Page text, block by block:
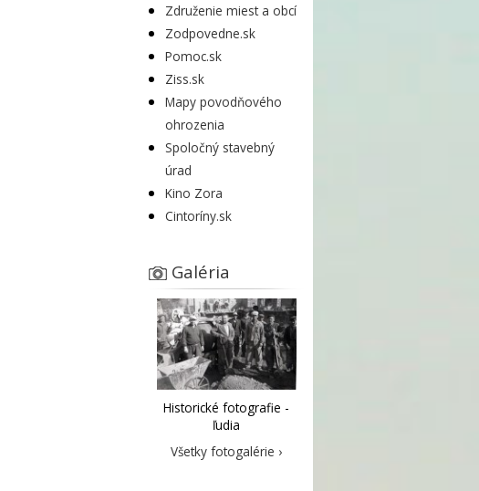
Združenie miest a obcí
Zodpovedne.sk
Pomoc.sk
Ziss.sk
Mapy povodňového
ohrozenia
Spoločný stavebný
úrad
Kino Zora
Cintoríny.sk
Galéria
Historické fotografie -
ľudia
Všetky fotogalérie ›